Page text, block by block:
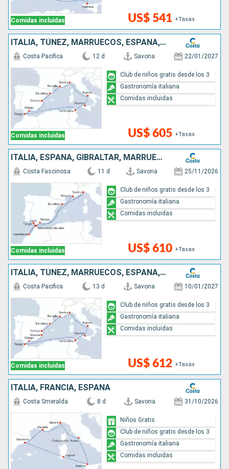
Comidas incluidas US$ 541 +Tasas
ITALIA, TÚNEZ, MARRUECOS, ESPAÑA, FRANCIA
Comidas incluidas
Costa Pacifica 12 d Savona 22/01/2027
US$ 605 +Tasas
Club de niños gratis desde los 3
Gastronomía italiana
Comidas incluidas
ITALIA, ESPAÑA, GIBRALTAR, MARRUECOS, FRANCIA
Comidas incluidas
Costa Fascinosa 11 d Savona 25/11/2026
US$ 610 +Tasas
Club de niños gratis desde los 3
Gastronomía italiana
Comidas incluidas
ITALIA, TÚNEZ, MARRUECOS, ESPAÑA, FRANCIA
Comidas incluidas
Costa Pacifica 13 d Savona 10/01/2027
US$ 612 +Tasas
Club de niños gratis desde los 3
Gastronomía italiana
Comidas incluidas
ITALIA, FRANCIA, ESPAÑA
Costa Smeralda 8 d Savona 31/10/2026
Niños Gratis
Club de niños gratis desde los 3
Gastronomía italiana
Comidas incluidas